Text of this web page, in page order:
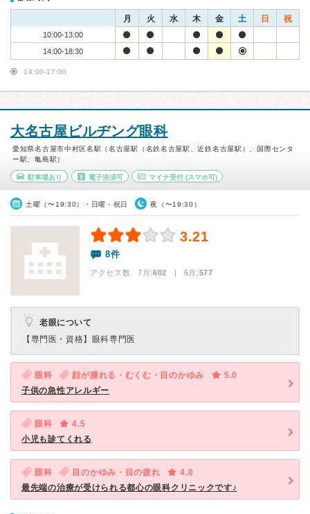
月 火 水 木 金 土 日 祝
10:00-13:00
14:00-18:30
14:00-17:00
大名古屋ビルヂング眼科
愛知県名古屋市中村区名駅（名古屋駅（名鉄名古屋駅、近鉄名古屋駅）、国際センタ
ー駅、亀島駅）
駐車場あり 電子決済可 マイナ受付 (スマホ可)
土曜（〜19:30）・日曜・祝日 夜（〜19:30）
3.21
8件
アクセス数 7月:602 | 6月:577
老眼について
【専門医・資格】 眼科専門医
眼科 顔が腫れる・むくむ・目のかゆみ
5.0
子供の急性アレルギー
眼科
4.5
小児も診てくれる
眼科 目のかゆみ・目の疲れ
4.0
最先端の治療が受けられる都心の眼科クリニックです♪